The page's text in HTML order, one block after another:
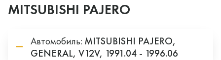
MITSUBISHI PAJERO
Автомобиль: MITSUBISHI PAJERO,
GENERAL, V12V, 1991.04 - 1996.06